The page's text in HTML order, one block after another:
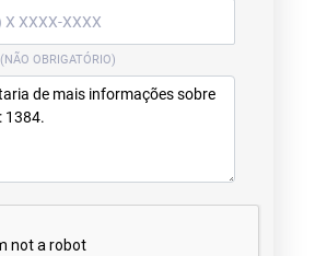
OBRIGATÓRIO)